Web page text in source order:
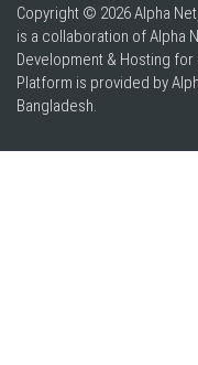
Copyright © 2026 Alpha
is a collaboration of Alpha
Development & Hosting
Platform is provided by
Bangladesh